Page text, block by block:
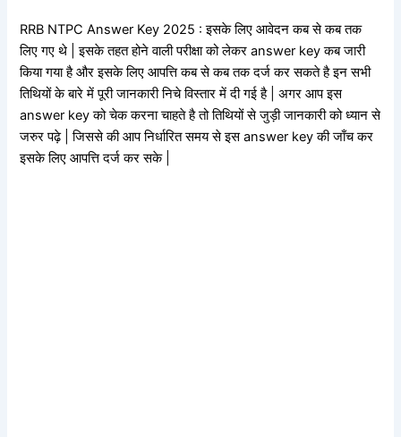
RRB NTPC Answer Key 2025 : इसके लिए आवेदन कब से कब तक
लिए गए थे | इसके तहत होने वाली परीक्षा को लेकर answer key कब जारी
किया गया है और इसके लिए आपत्ति कब से कब तक दर्ज कर सकते है इन सभी
तिथियों के बारे में पूरी जानकारी निचे विस्तार में दी गई है | अगर आप इस
answer key को चेक करना चाहते है तो तिथियों से जुड़ी जानकारी को ध्यान से
जरुर पढ़े | जिससे की आप निर्धारित समय से इस answer key की जाँच कर
इसके लिए आपत्ति दर्ज कर सके |